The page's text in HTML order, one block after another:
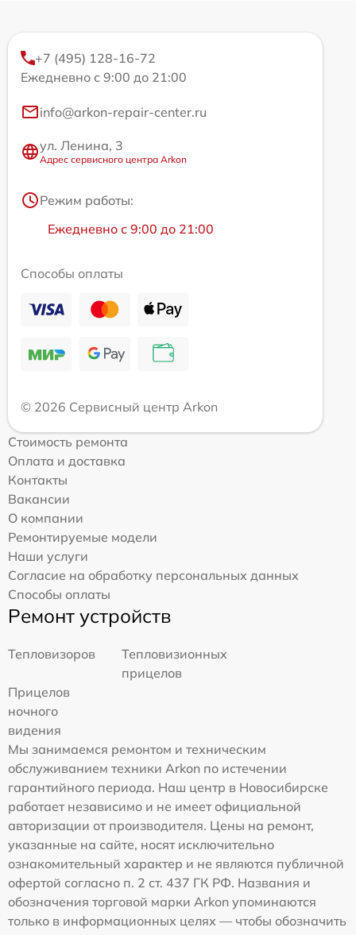
+7 (495) 128-16-72
Ежедневно с 9:00 до 21:00
info@arkon-repair-center.ru
ул. Ленина, 3
Адрес сервисного центра Arkon
Режим работы:
Ежедневно с 9:00 до 21:00
Способы оплаты
© 2026 Сервисный центр Arkon
Стоимость ремонта
Оплата и доставка
Контакты
Вакансии
О компании
Ремонтируемые модели
Наши услуги
Согласие на обработку персональных данных
Способы оплаты
Ремонт устройств
Тепловизоров
Тепловизионных
прицелов
Прицелов
ночного
видения
Мы занимаемся ремонтом и техническим
обслуживанием техники Arkon по истечении
гарантийного периода. Наш центр в Новосибирске
работает независимо и не имеет официальной
авторизации от производителя. Цены на ремонт,
указанные на сайте, носят исключительно
ознакомительный характер и не являются публичной
офертой согласно п. 2 ст. 437 ГК РФ. Названия и
обозначения торговой марки Arkon упоминаются
только в информационных целях — чтобы обозначить